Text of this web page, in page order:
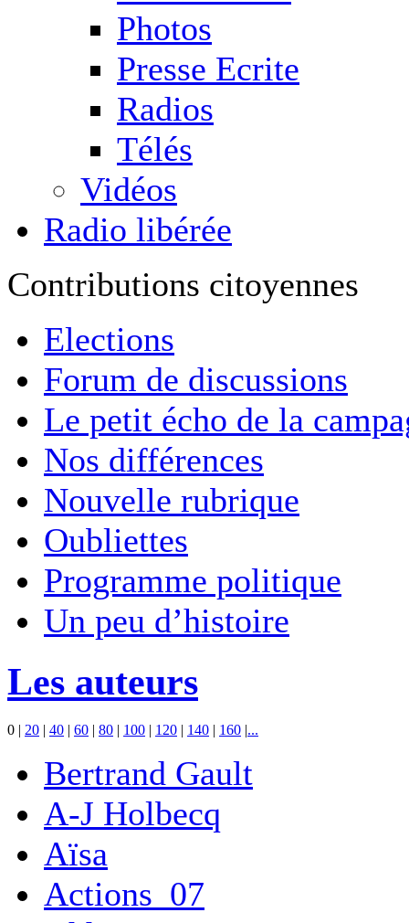
Photos
Presse Ecrite
Radios
Télés
Vidéos
Radio libérée
Contributions citoyennes
Elections
Forum de discussions
Le petit écho de la
Nos différences
Nouvelle rubrique
Oubliettes
Programme politique
Un peu d’histoire
Les auteurs
0 | 20 | 40 | 60 | 80 | 100 | 120 | 140 | 160 |...
Bertrand Gault
A-J Holbecq
Aïsa
Actions_07